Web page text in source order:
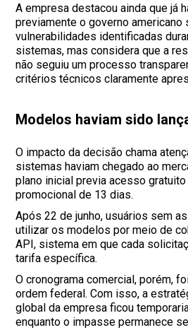
A empresa destacou ainda que já
previamente o governo americano
vulnerabilidades identificadas
sistemas, mas considera que a
não seguiu um processo
critérios técnicos claramente
Modelos haviam sido
O impacto da decisão chama
sistemas haviam chegado ao
plano inicial previa acesso
promocional de 13 dias.
Após 22 de junho, usuários sem
utilizar os modelos por meio de
API, sistema em que cada
tarifa específica.
O cronograma comercial, porém,
ordem federal. Com isso, a
global da empresa ficou
enquanto o impasse permanece